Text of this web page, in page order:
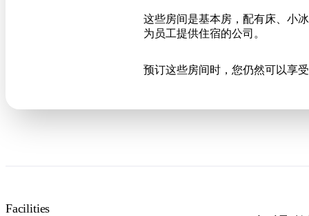
这些房间是基本房，配有床、小
为员工提供住宿的公司。
预订这些房间时，您仍然可以享
Facilities